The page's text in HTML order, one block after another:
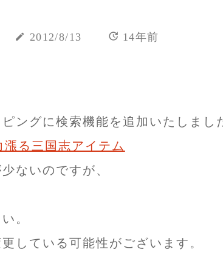
create 2012/8/13 update 14年前
ングに検索機能を追加いたしまし
漲る三国志アイテム
ないのですが、
。
している可能性がございます。